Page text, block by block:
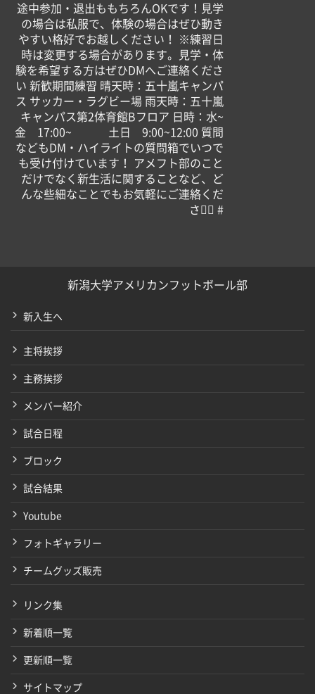
途中参加・退出ももちろんOKです！見学
の場合は私服で、体験の場合はぜひ動き
やすい格好でお越しください！ ※練習日
時は変更する場合があります。見学・体
験を希望する方はぜひDMへご連絡くださ
い 新歓期間練習 晴天時：五十嵐キャンパ
ス サッカー・ラグビー場 雨天時：五十嵐
キャンパス第2体育館Bフロア 日時：水~
金 17:00~ 土日 9:00~12:00 質問
などもDM・ハイライトの質問箱でいつで
も受け付けています！ アメフト部のこと
だけでなく新生活に関することなど、ど
んな些細なことでもお気軽にご連絡くだ
さい🏻 #
新潟大学アメリカンフットボール部
新入生へ
主将挨拶
主務挨拶
メンバー紹介
試合日程
ブロック
試合結果
Youtube
フォトギャラリー
チームグッズ販売
リンク集
新着順一覧
更新順一覧
サイトマップ